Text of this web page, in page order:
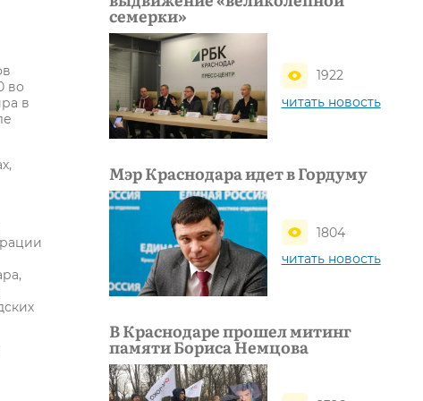
во
в
семерки»
1922
читать новость
Мэр Краснодара идет в Гордуму
1804
читать новость
В Краснодаре прошел митинг
памяти Бориса Немцова